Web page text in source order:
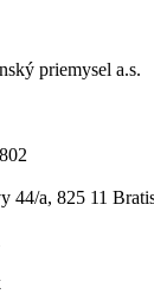
priemysel a.s.
44/a, 825 11